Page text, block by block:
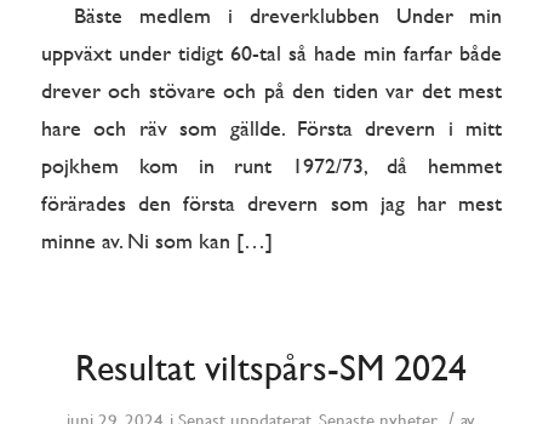
Bäste medlem i dreverklubben Under min
uppväxt under tidigt 60-tal så hade min farfar både
drever och stövare och på den tiden var det mest
hare och räv som gällde. Första drevern i mitt
pojkhem kom in runt 1972/73, då hemmet
förärades den första drevern som jag har mest
minne av. Ni som kan […]
Resultat viltspårs-SM 2024